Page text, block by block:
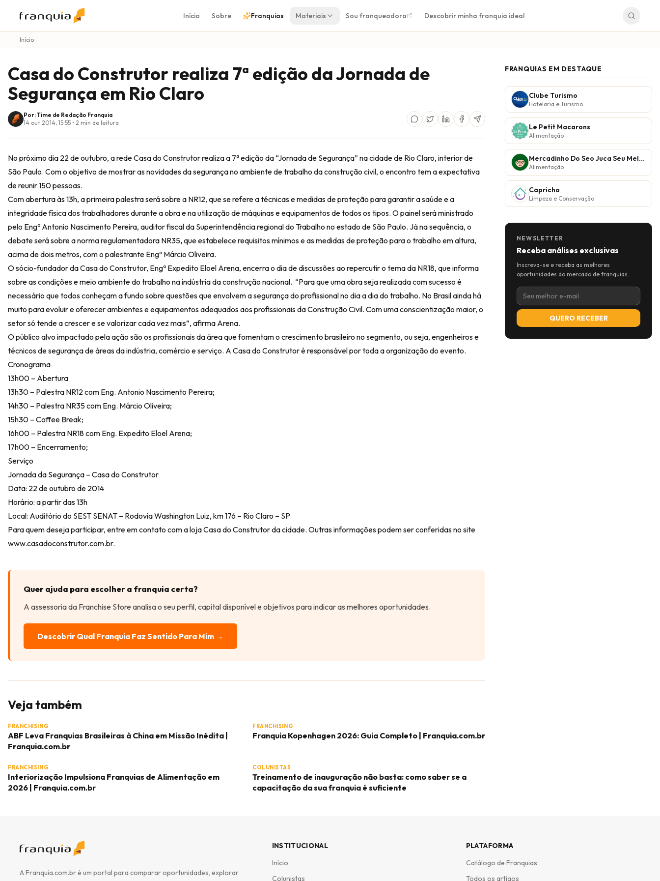
Início Sobre Franquias Materiais Sou franqueadora Descobrir minha franquia ideal
Início
Casa do Construtor realiza 7ª edição da Jornada de
Segurança em Rio Claro
Por: Time de Redação Franquia
14 out 2014, 15:55 • 2 min de leitura
No próximo dia 22 de outubro, a rede Casa do Construtor realiza a 7ª edição da “Jornada de Segurança” na cidade de Rio Claro, interior de
São Paulo. Com o objetivo de mostrar as novidades da segurança no ambiente de trabalho da construção civil, o encontro tem a expectativa
de reunir 150 pessoas.
Com abertura às 13h, a primeira palestra será sobre a NR12, que se refere a técnicas e medidas de proteção para garantir a saúde e a
integridade física dos trabalhadores durante a obra e na utilização de máquinas e equipamentos de todos os tipos. O painel será ministrado
pelo Engº Antonio Nascimento Pereira, auditor fiscal da Superintendência regional do Trabalho no estado de São Paulo. Já na sequência, o
debate será sobre a norma regulamentadora NR35,que estabelece requisitos mínimos e as medidas de proteção para o trabalho em altura,
acima de dois metros, com o palestrante Engº Márcio Oliveira.
O sócio-fundador da Casa do Construtor, Engº Expedito Eloel Arena, encerra o dia de discussões ao repercutir o tema da NR18, que informa
sobre as condições e meio ambiente do trabalho na indústria da construção nacional. “Para que uma obra seja realizada com sucesso é
necessário que todos conheçam a fundo sobre questões que envolvem a segurança do profissional no dia a dia do trabalho. No Brasil ainda há
muito para evoluir e oferecer ambientes e equipamentos adequados aos profissionais da Construção Civil. Com uma conscientização maior, o
setor só tende a crescer e se valorizar cada vez mais”, afirma Arena.
O público alvo impactado pela ação são os profissionais da área que fomentam o crescimento brasileiro no segmento, ou seja, engenheiros e
técnicos de segurança de áreas da indústria, comércio e serviço. A Casa do Construtor é responsável por toda a organização do evento.
Cronograma
13h00 – Abertura
13h30 – Palestra NR12 com Eng. Antonio Nascimento Pereira;
14h30 – Palestra NR35 com Eng. Márcio Oliveira;
15h30 – Coffee Break;
16h00 – Palestra NR18 com Eng. Expedito Eloel Arena;
17h00 – Encerramento;
Serviço
Jornada da Segurança – Casa do Construtor
Data: 22 de outubro de 2014
Horário: a partir das 13h
Local: Auditório do SEST SENAT – Rodovia Washington Luiz, km 176 – Rio Claro – SP
Para quem deseja participar, entre em contato com a loja Casa do Construtor da cidade. Outras informações podem ser conferidas no site
www.casadoconstrutor.com.br.
Quer ajuda para escolher a franquia certa?
A assessoria da Franchise Store analisa o seu perfil, capital disponível e objetivos para indicar as melhores oportunidades.
Descobrir Qual Franquia Faz Sentido Para Mim →
Veja também
FRANCHISING
ABF Leva Franquias Brasileiras à China em Missão Inédita |
Franquia.com.br
FRANCHISING
Franquia Kopenhagen 2026: Guia Completo | Franquia.com.br
FRANCHISING
Interiorização Impulsiona Franquias de Alimentação em
2026 | Franquia.com.br
COLUNISTAS
Treinamento de inauguração não basta: como saber se a
capacitação da sua franquia é suficiente
FRANQUIAS EM DESTAQUE
Clube Turismo
Hotelaria e Turismo
Le Petit Macarons
Alimentação
Mercadinho Do Seo Juca Seu Melhor Vizinho
Alimentação
Capricho
Limpeza e Conservação
NEWSLETTER
Receba análises exclusivas
Inscreva-se e receba as melhores
oportunidades do mercado de franquias.
QUERO RECEBER
A Franquia.com.br é um portal para comparar oportunidades, explorar
INSTITUCIONAL
Início
Colunistas
PLATAFORMA
Catálogo de Franquias
Todos os artigos